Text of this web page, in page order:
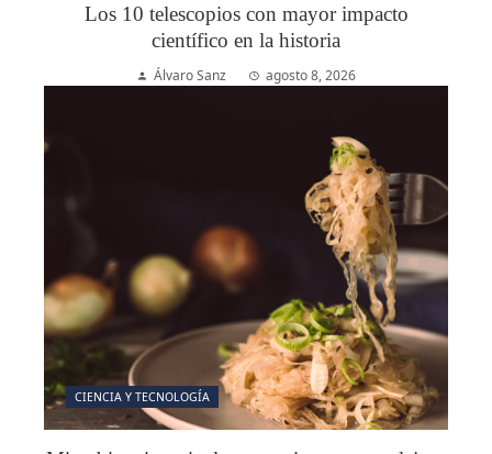
Los 10 telescopios con mayor impacto
científico en la historia
Álvaro Sanz agosto 8, 2026
CIENCIA Y TECNOLOGÍA